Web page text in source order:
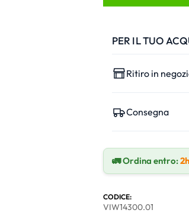
PER IL TUO
Ritiro in
Consegna
🚛 Ordina entro:
CODICE:
VIW14300.01